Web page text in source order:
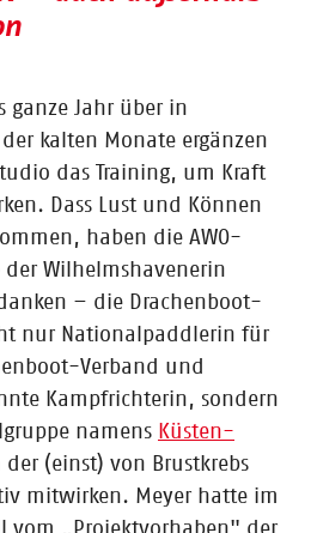
ganze Jahr über in
kalten Monate ergänzen
das Training, um Kraft
Dass Lust und Können
haben die AWO-
der Wilhelmshavenerin
– die Drachenboot-
nur Nationalpaddlerin für
Verband und
Kampfrichterin, sondern
namens Küsten-
(einst) von Brustkrebs
mitwirken. Meyer hatte im